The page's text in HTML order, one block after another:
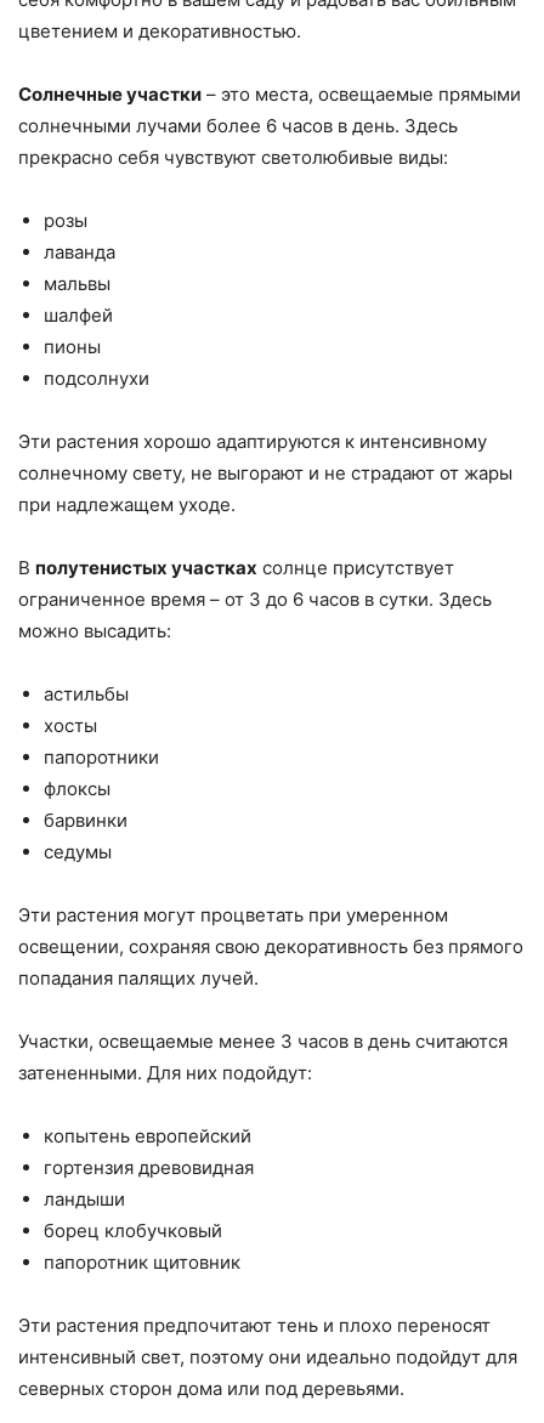
цветением и декоративностью.
Солнечные участки – это места, освещаемые прямыми
солнечными лучами более 6 часов в день. Здесь
прекрасно себя чувствуют светолюбивые виды:
розы
лаванда
мальвы
шалфей
пионы
подсолнухи
Эти растения хорошо адаптируются к интенсивному
солнечному свету, не выгорают и не страдают от жары
при надлежащем уходе.
В полутенистых участках солнце присутствует
ограниченное время – от 3 до 6 часов в сутки. Здесь
можно высадить:
астильбы
хосты
папоротники
флоксы
барвинки
седумы
Эти растения могут процветать при умеренном
освещении, сохраняя свою декоративность без прямого
попадания палящих лучей.
Участки, освещаемые менее 3 часов в день считаются
затененными. Для них подойдут:
копытень европейский
гортензия древовидная
ландыши
борец клобучковый
папоротник щитовник
Эти растения предпочитают тень и плохо переносят
интенсивный свет, поэтому они идеально подойдут для
северных сторон дома или под деревьями.